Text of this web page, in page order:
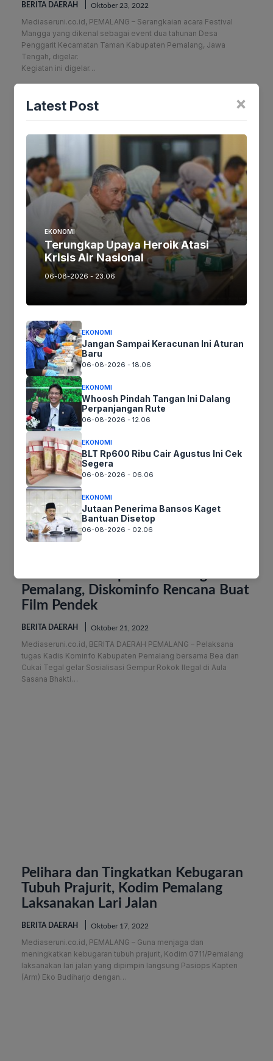
BERITA DAERAH Oktober 23, 2022
Mediaseruni.co.id, PEMALANG – Serangkaian acara Festival
Mangga yang dikenal sebagai event dua tahunan Desa
Penggarit Kecamatan Taman Kabupaten Pemalang, Jawa
Tengah, digelar.
Kegiatan ini digelar…
Imam Wibowo: Festival Mangga
Petani
BERITA DAERAH Oktober 22, 2022
Mediaseruni.co.id, PEMALANG – Festival Mangga Pemalang
2022 Dihadiri Plt. Bupati Pemalang Mansur Hidayat, S.T.,
didampingi Ibu Shanti Rosalia Mansur dan segenap jajaran
Forkopimda Kabupaten…
Pemalang, Diskominfo Rencana Buat
Film Pendek
BERITA DAERAH Oktober 21, 2022
Mediaseruni.co.id, BERITA DAERAH PEMALANG – Pelaksana
tugas Kadis Kominfo Kabupaten Pemalang bersama Bea dan
Cukai Tegal gelar Sosialisasi Gempur Rokok Ilegal di Aula
Sasana Bhakti…
Pelihara dan Tingkatkan Kebugaran
Tubuh Prajurit, Kodim Pemalang
Laksanakan Lari Jalan
BERITA DAERAH Oktober 17, 2022
Mediaseruni.co.id, PEMALANG – Guna menjaga dan
meningkatkan kebugaran tubuh prajurit, Kodim 0711/Pemalang
laksanakan lari jalan yang dipimpin langsung Pasiops Kapten
(Arm) Eko Budiharjo dengan…
×
Latest Post
EKONOMI
Terungkap Upaya Heroik Atasi
Krisis Air Nasional
06-08-2026 - 23.06
EKONOMI
Jangan Sampai Keracunan Ini Aturan
Baru
06-08-2026 - 18.06
EKONOMI
Whoosh Pindah Tangan Ini Dalang
Perpanjangan Rute
06-08-2026 - 12.06
EKONOMI
BLT Rp600 Ribu Cair Agustus Ini Cek
Segera
06-08-2026 - 06.06
EKONOMI
Jutaan Penerima Bansos Kaget
Bantuan Disetop
06-08-2026 - 02.06